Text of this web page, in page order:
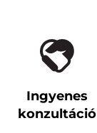
Ingyenes
konzultáció